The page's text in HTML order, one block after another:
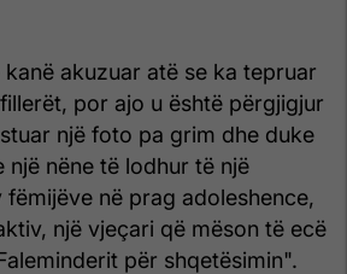
kanë akuzuar atë se ka tepruar
por ajo u është përgjigjur
një foto pa grim dhe duke
një nëne të lodhur të një
fëmijëve në prag adoleshence,
një vjeçari që mëson të ecë
për shqetësimin".